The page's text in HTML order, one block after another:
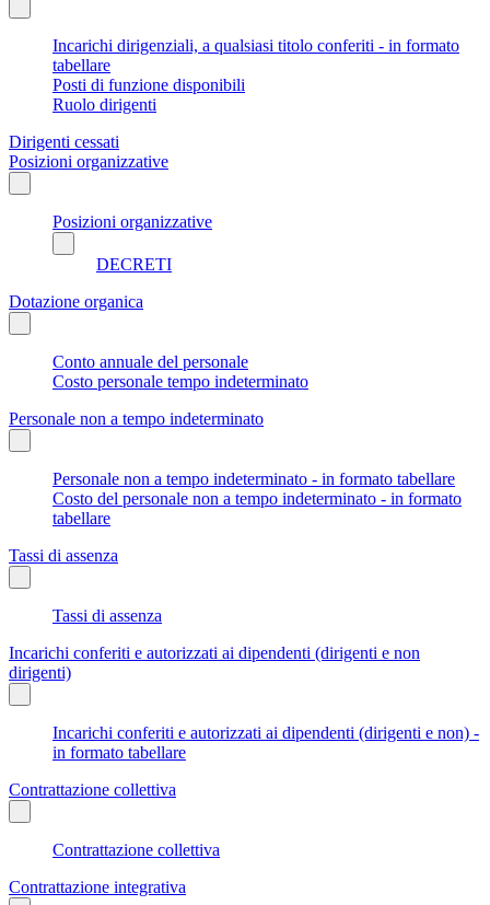
Incarichi dirigenziali, a qualsiasi titolo conferiti - in formato
tabellare
Posti di funzione disponibili
Ruolo dirigenti
Dirigenti cessati
Posizioni organizzative
Posizioni organizzative
DECRETI
Dotazione organica
Conto annuale del personale
Costo personale tempo indeterminato
Personale non a tempo indeterminato
Personale non a tempo indeterminato - in formato tabellare
Costo del personale non a tempo indeterminato - in formato
tabellare
Tassi di assenza
Tassi di assenza
Incarichi conferiti e autorizzati ai dipendenti (dirigenti e non
dirigenti)
Incarichi conferiti e autorizzati ai dipendenti (dirigenti e non) -
in formato tabellare
Contrattazione collettiva
Contrattazione collettiva
Contrattazione integrativa